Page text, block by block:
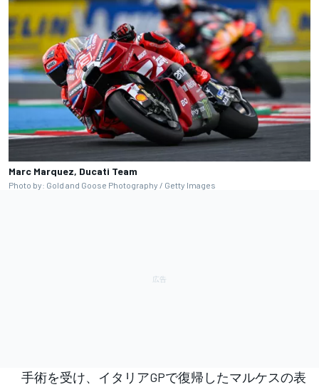
Marc Marquez, Ducati Team
Photo by: Gold and Goose Photography / Getty Images
手術を受け、イタリアGPで復帰したマルケスの表